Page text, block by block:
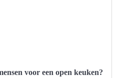
voor een open keuken?